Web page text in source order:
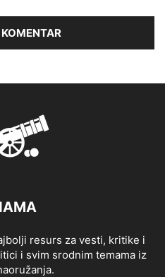
resurs za vesti, kritike i
i svim srodnim temama iz